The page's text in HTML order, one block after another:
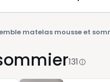
matelas mousse et
131